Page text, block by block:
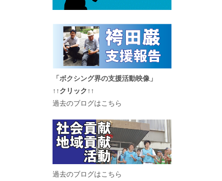
「ボクシング界の支援活動映像」
↑↑クリック↑↑
過去のブログはこちら
過去のブログはこちら